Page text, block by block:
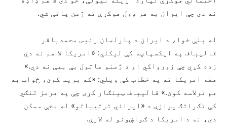
نه دی چې ایران به هر ډول هوکړې ته ژمن پاتې شي.
له بلې خوا، د ایران د پارلمان رئیس محمدباقر
قالیباف په ایکسپاڼه کې لیکلي: «امریکا لا هم نه دي
زده کړي چې زورواکي او د ژمنو ماتول بې‌ بیې نه دي.»
هغه امریکا ته په خطاب کې ویلي: «که برید کوئ، ځواب به
هم ترلاسه کوئ.» قالیباف ټینګار کړی چې په هرمز تنګي
کې تګ‌راتګ یوازې د «ایراني ترتیباتو» له مخې ممکن
دی، نه د امریکا د ګواښونو له لارې.